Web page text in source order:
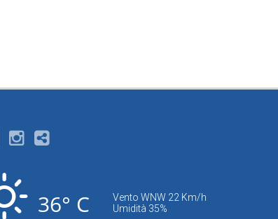
36° C
Vento WNW 22 Km/h
Umidità 35%